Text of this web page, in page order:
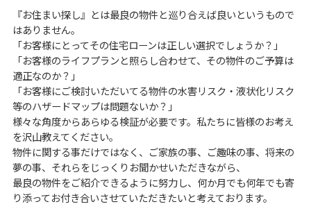
『お住まい探し』とは最良の物件と巡り合えば良いというもので
はありません。
「お客様にとってその住宅ローンは正しい選択でしょうか？」
「お客様のライフプランと照らし合わせて、その物件のご予算は
適正なのか？」
「お客様にご検討いただいてる物件の水害リスク・液状化リスク
等のハザードマップは問題ないか？」
様々な角度からあらゆる検証が必要です。私たちに皆様のお考え
を沢山教えてください。
物件に関する事だけではなく、ご家族の事、ご趣味の事、将来の
夢の事、それらをじっくりお聞かせいただきながら、
最良の物件をご紹介できるように努力し、何か月でも何年でも寄
り添ってお付き合いさせていただきたいと考えております。